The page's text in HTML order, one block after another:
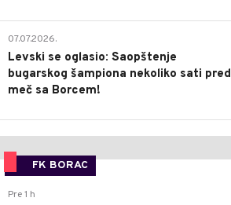
07.07.2026.
Levski se oglasio: Saopštenje
bugarskog šampiona nekoliko sati pred
meč sa Borcem!
FK BORAC
Pre 1 h